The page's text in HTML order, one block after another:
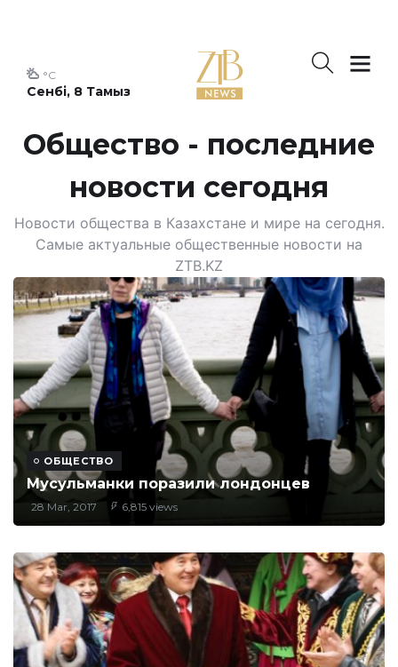
Сенбі, 8 Тамыз
°C
Общество - последние
новости сегодня
Новости общества в Казахстане и мире на сегодня.
Самые актуальные общественные новости на
ZTB.KZ
ОБЩЕСТВО
Мусульманки поразили лондонцев
28 Mar, 2017 6,815 views